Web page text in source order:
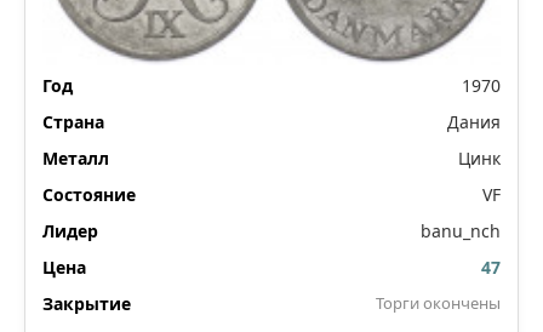
1970
Дания
Цинк
VF
banu_nch
47
Торги окончены